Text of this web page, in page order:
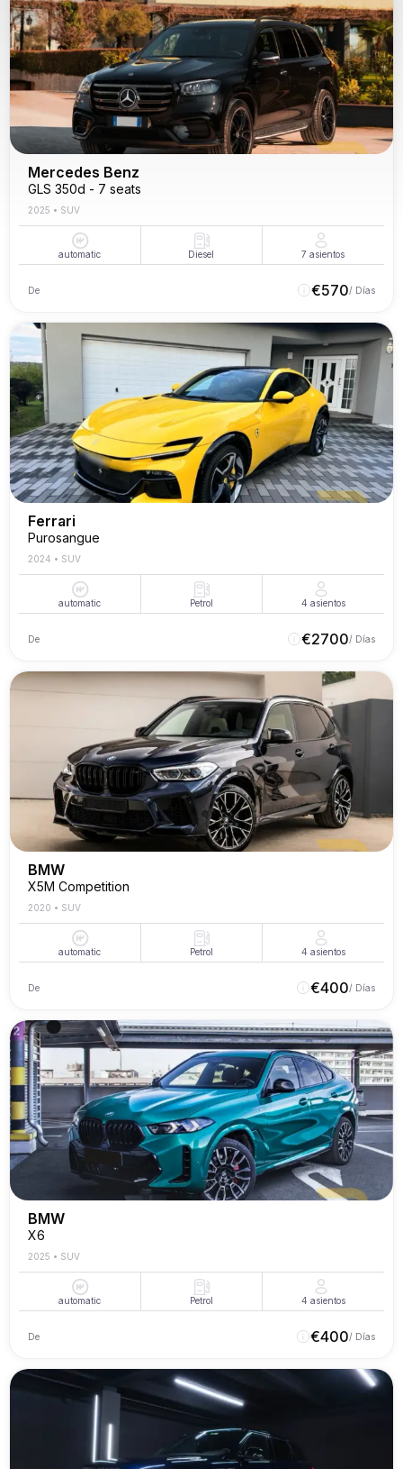
Mercedes Benz
GLS 350d - 7 seats
2025 • SUV
automatic Diesel 7 asientos
De €570/ Días
Ferrari
Purosangue
2024 • SUV
automatic Petrol 4 asientos
De €2700/ Días
BMW
X5M Competition
2020 • SUV
automatic Petrol 4 asientos
De €400/ Días
BMW
X6
2025 • SUV
automatic Petrol 4 asientos
De €400/ Días